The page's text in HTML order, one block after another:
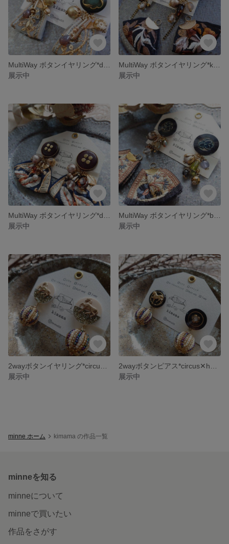
展示中
展示中
展示中
展示中
展示中
展示中
minne ホーム kimama の作品一覧
minneを知る
minneについて
minneで買いたい
作品をさがす